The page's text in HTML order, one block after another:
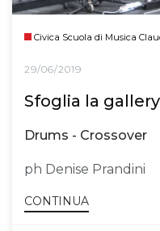
Civica Scuola di Musica
29/06/2019
Sfoglia la
Drums - Crossover
ph Denise Prandini
CONTINUA